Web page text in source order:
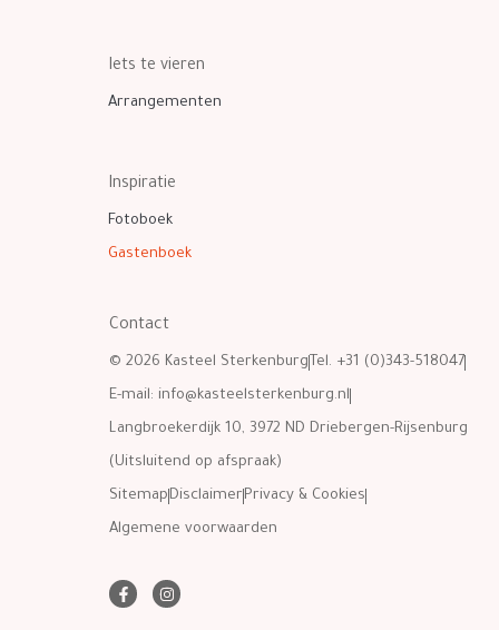
Iets te vieren
Arrangementen
Inspiratie
Fotoboek
Gastenboek
Contact
© 2026 Kasteel Sterkenburg Tel. +31 (0)343-518047
E-mail: info@kasteelsterkenburg.nl
Langbroekerdijk 10, 3972 ND Driebergen-Rijsenburg
(Uitsluitend op afspraak)
Sitemap Disclaimer Privacy & Cookies
Algemene voorwaarden
F
a
I
n